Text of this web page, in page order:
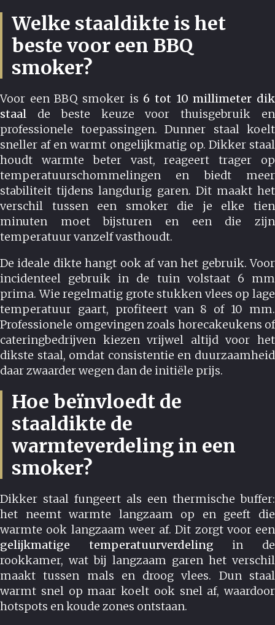
Welke staaldikte is het
beste voor een BBQ
smoker?
Voor een BBQ smoker is 6 tot 10 millimeter dik
staal de beste keuze voor thuisgebruik en
professionele toepassingen. Dunner staal koelt
sneller af en warmt ongelijkmatig op. Dikker staal
houdt warmte beter vast, reageert trager op
temperatuurschommelingen en biedt meer
stabiliteit tijdens langdurig garen. Dit maakt het
verschil tussen een smoker die je elke tien
minuten moet bijsturen en een die zijn
temperatuur vanzelf vasthoudt.
De ideale dikte hangt ook af van het gebruik. Voor
incidenteel gebruik in de tuin volstaat 6 mm
prima. Wie regelmatig grote stukken vlees op lage
temperatuur gaart, profiteert van 8 of 10 mm.
Professionele omgevingen zoals horecakeukens of
cateringbedrijven kiezen vrijwel altijd voor het
dikste staal, omdat consistentie en duurzaamheid
daar zwaarder wegen dan de initiële prijs.
Hoe beïnvloedt de
staaldikte de
warmteverdeling in een
smoker?
Dikker staal fungeert als een thermische buffer:
het neemt warmte langzaam op en geeft die
warmte ook langzaam weer af. Dit zorgt voor een
gelijkmatige temperatuurverdeling in de
rookkamer, wat bij langzaam garen het verschil
maakt tussen mals en droog vlees. Dun staal
warmt snel op maar koelt ook snel af, waardoor
hotspots en koude zones ontstaan.